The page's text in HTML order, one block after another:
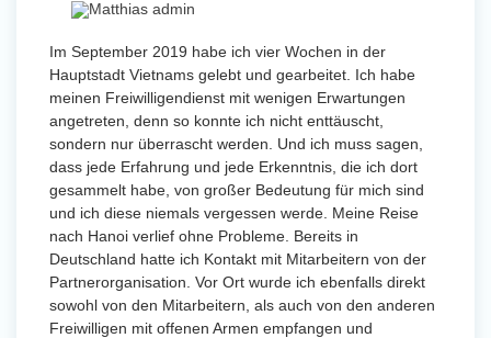
Im September 2019 habe ich vier Wochen in der
Hauptstadt Vietnams gelebt und gearbeitet. Ich habe
meinen Freiwilligendienst mit wenigen Erwartungen
angetreten, denn so konnte ich nicht enttäuscht,
sondern nur überrascht werden. Und ich muss sagen,
dass jede Erfahrung und jede Erkenntnis, die ich dort
gesammelt habe, von großer Bedeutung für mich sind
und ich diese niemals vergessen werde. Meine Reise
nach Hanoi verlief ohne Probleme. Bereits in
Deutschland hatte ich Kontakt mit Mitarbeitern von der
Partnerorganisation. Vor Ort wurde ich ebenfalls direkt
sowohl von den Mitarbeitern, als auch von den anderen
Freiwilligen mit offenen Armen empfangen und